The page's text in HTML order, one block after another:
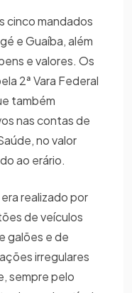
cinco mandados
e Guaíba, além
e valores. Os
2ª Vara Federal
também
nas contas de
no valor
ao erário.
realizado por
de veículos
galões e de
irregulares
sempre pelo